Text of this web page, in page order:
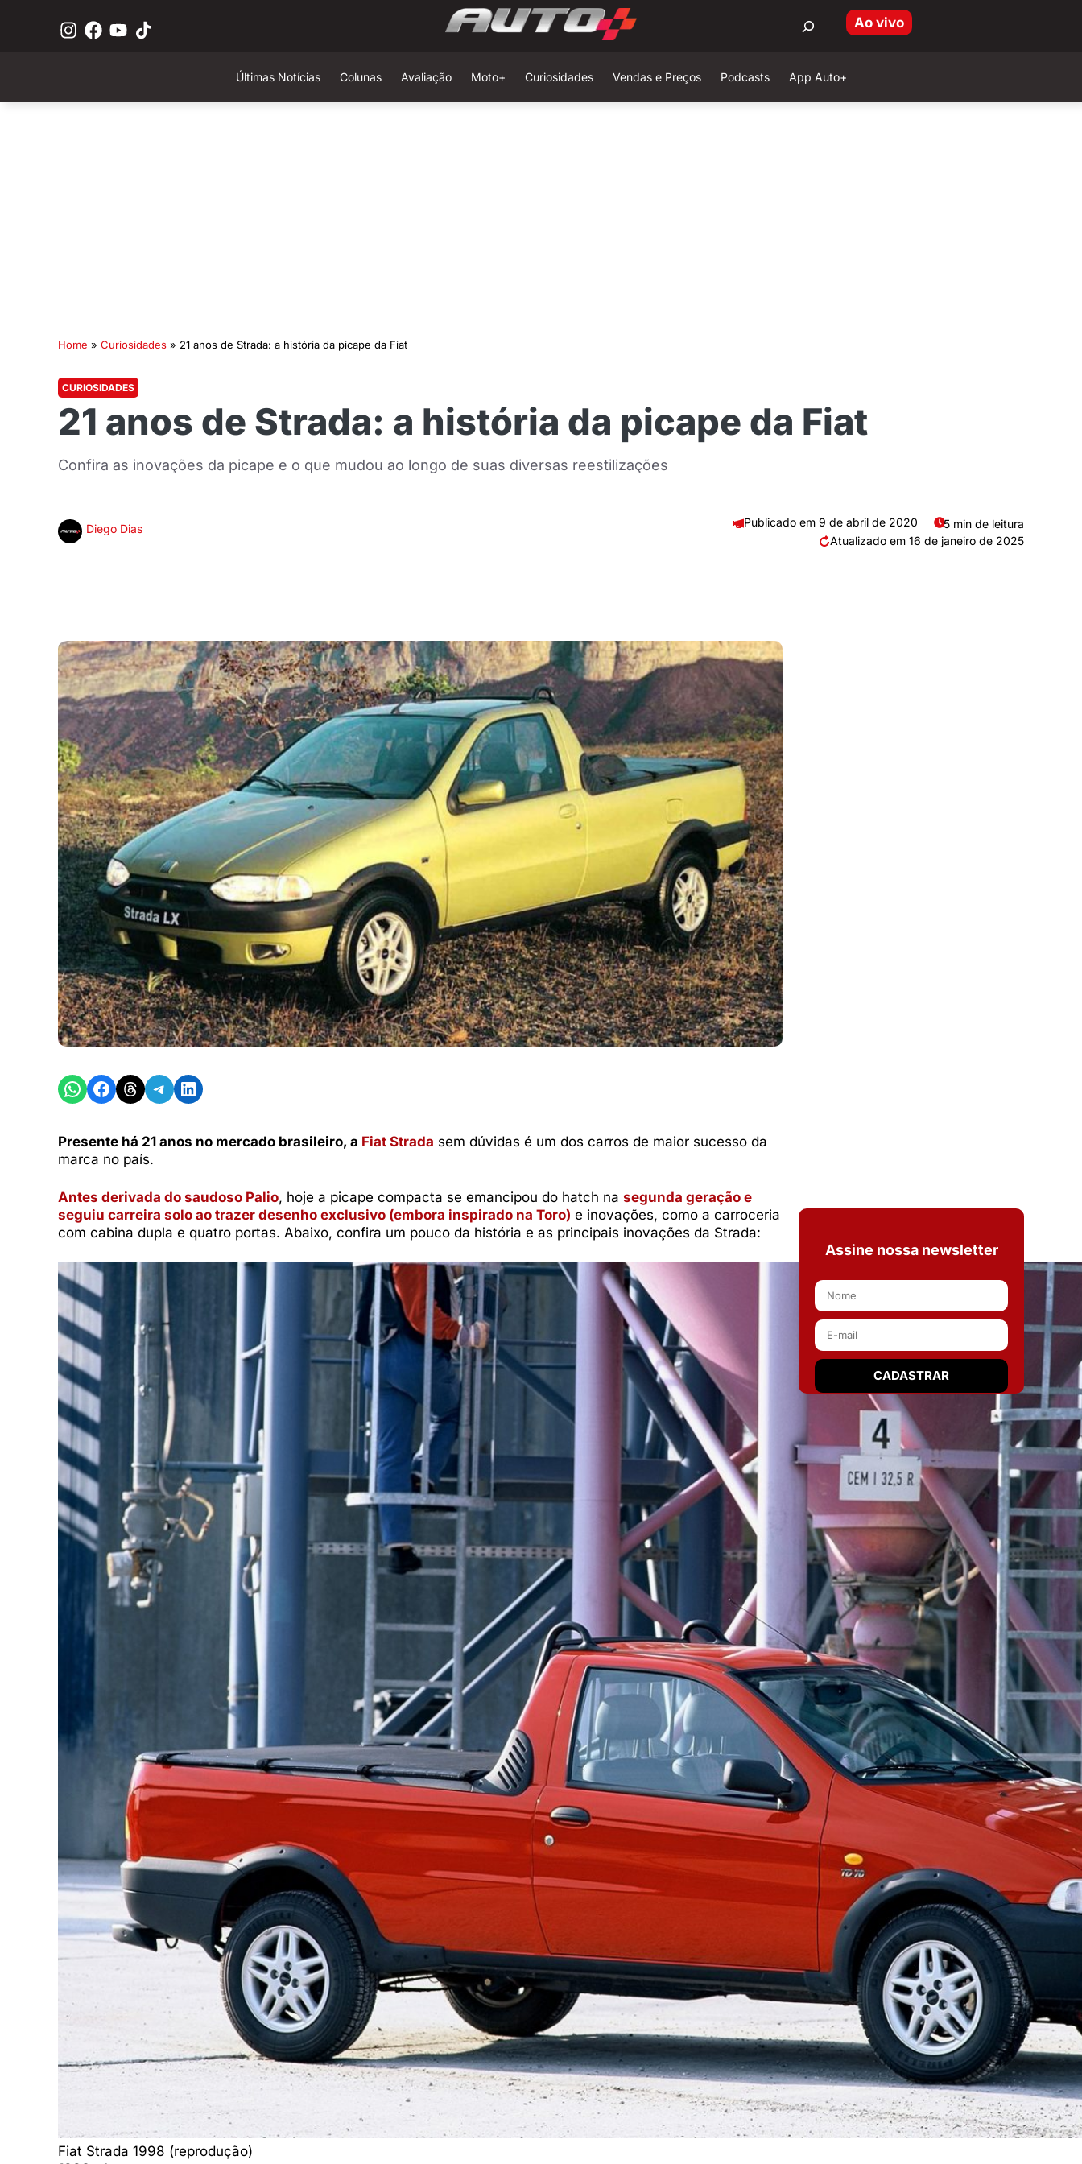
Ao vivo
Últimas Notícias Colunas Avaliação Moto+ Curiosidades Vendas e Preços Podcasts App Auto+
Home » Curiosidades » 21 anos de Strada: a história da picape da Fiat
CURIOSIDADES
21 anos de Strada: a história da picape da Fiat
Confira as inovações da picape e o que mudou ao longo de suas diversas reestilizações
Diego Dias 9 de abril de 2020
5 min de leitura
16 de janeiro de 2025
Share on WhatsApp
Share on Facebook
Share on Threads
Share on Telegram
Share on LinkedIn
Presente há 21 anos no mercado brasileiro, a Fiat Strada sem dúvidas é um dos carros de maior sucesso da
marca no país.
Antes derivada do saudoso Palio, hoje a picape compacta se emancipou do hatch na segunda geração e
seguiu carreira solo ao trazer desenho exclusivo (embora inspirado na Toro) e inovações, como a carroceria
com cabina dupla e quatro portas. Abaixo, confira um pouco da história e as principais inovações da Strada:
Fiat Strada 1998 (reprodução)
Assine nossa newsletter